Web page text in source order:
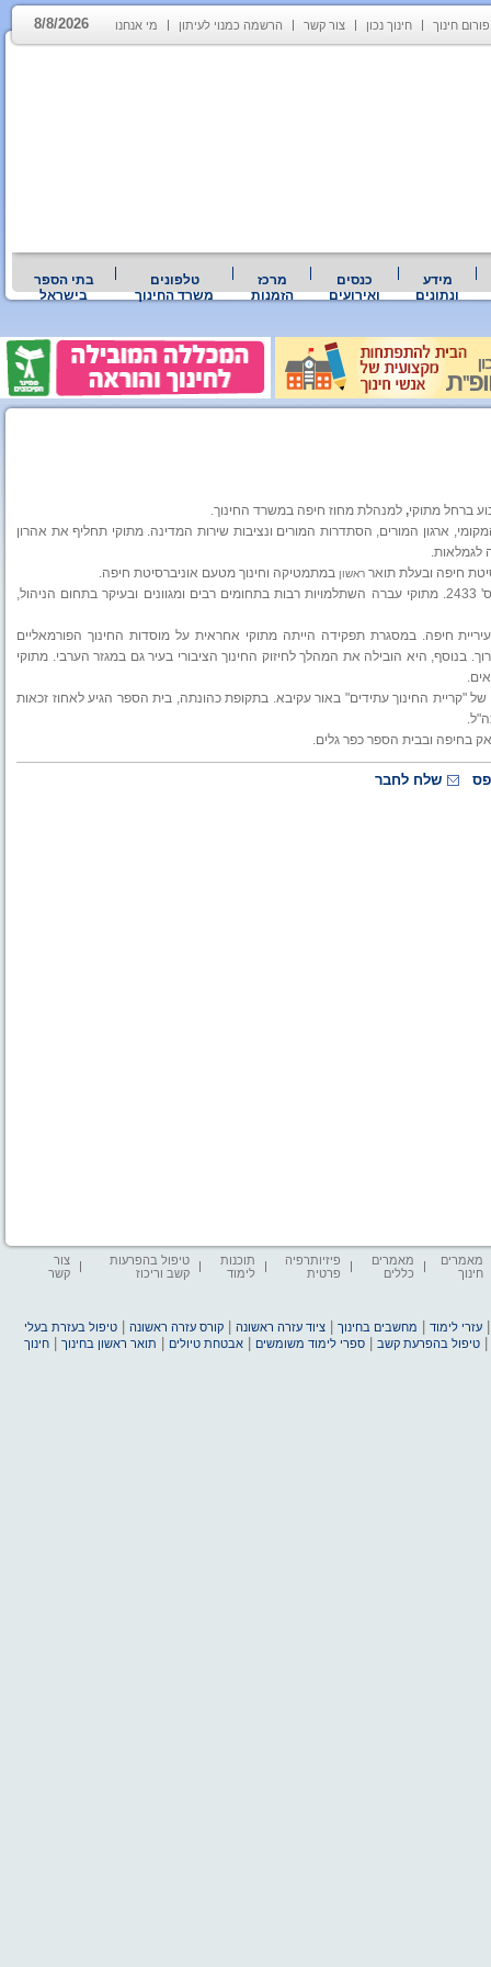
פורום חינוך חינוך נכון צור קשר הרשמה כמנוי לעיתון מי אנחנו 8/8/2026
מידע
ונתונים
כנסים
ואירועים
מרכז
הזמנות
טלפונים
משרד החינוך
בתי הספר
בישראל
ברחל מתוקי, למנהלת מחוז חיפה במשרד החינוך.
ארגון המורים, הסתדרות המורים ונציבות שירות המדינה. מתוקי תחליף את אהרון
חיפה ובעלת תואר ראשון במתמטיקה וחינוך מטעם אוניברסיטת חיפה.
מתוקי בעלת תעודת הוראה במתמטיקה ומחשבים ובעלת רישיון הוראה מס' 2433. מתוקי עברה השתלמויות רבות בתחומים רבים ומגוונים ובעיקר בתחום הניהול,
בעיריית חיפה. במסגרת תפקידה הייתה מתוקי אחראית על מוסדות החינוך הפורמאליים
בנוסף, היא הובילה את המהלך לחיזוק החינוך הציבורי בעיר גם במגזר הערבי. מתוקי
והמקימה של "קריית החינוך עתידים" באור עקיבא. בתקופת כהונתה, בית הספר הגיע לאחוז זכאות
שלח לחבר
מאמרים
חינוך
מאמרים
כללים
פיזיותרפיה
פרטית
תוכנות
לימוד
טיפול בהפרעות
קשב וריכוז
צור
קשר
עזרי לימוד מחשבים בחינוך |ציוד עזרה ראשונה |קורס עזרה ראשונה |טיפול בעזרת בעלי
|טיפול בהפרעת קשב |ספרי לימוד משומשים |אבטחת טיולים תואר ראשון בחינוך |חינוך